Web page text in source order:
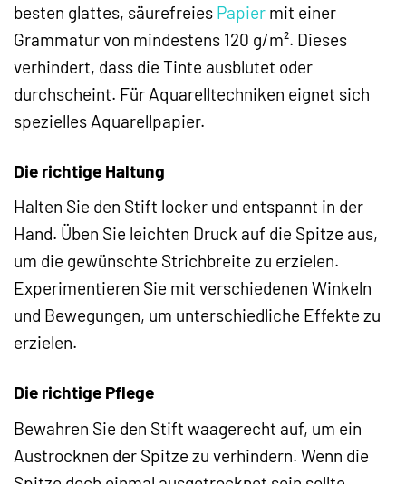
besten glattes, säurefreies Papier mit einer
Grammatur von mindestens 120 g/m². Dieses
verhindert, dass die Tinte ausblutet oder
durchscheint. Für Aquarelltechniken eignet sich
spezielles Aquarellpapier.
Die richtige Haltung
Halten Sie den Stift locker und entspannt in der
Hand. Üben Sie leichten Druck auf die Spitze aus,
um die gewünschte Strichbreite zu erzielen.
Experimentieren Sie mit verschiedenen Winkeln
und Bewegungen, um unterschiedliche Effekte zu
erzielen.
Die richtige Pflege
Bewahren Sie den Stift waagerecht auf, um ein
Austrocknen der Spitze zu verhindern. Wenn die